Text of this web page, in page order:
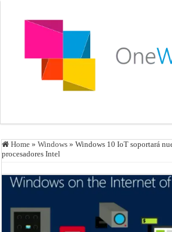
Home » Windows » Windows 10 IoT soportará
procesadores Intel